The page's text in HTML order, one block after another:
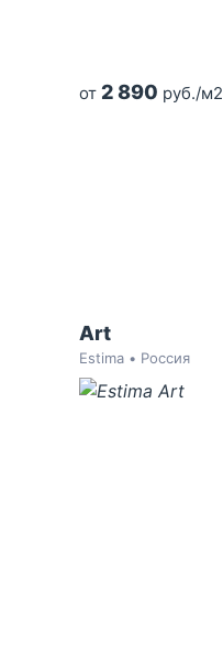
от 2 890 руб./м2
Art
Estima • Россия